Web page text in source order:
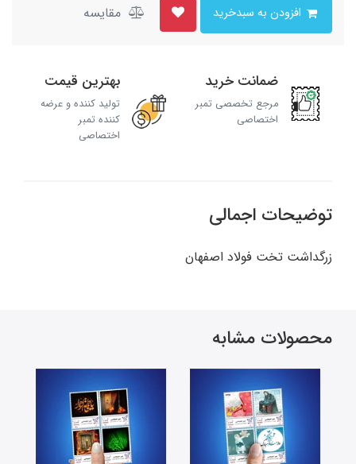
مقایسه
ضمانت خرید
مرجع تخصصی تمبر
اختصاصی
بهترین قیمت
تولید کننده و عرضه
کننده تمبر
اختصاصی
توضیحات اجمالی
زرگداشت تخت فولاد اصفهان
محصولات مشابه